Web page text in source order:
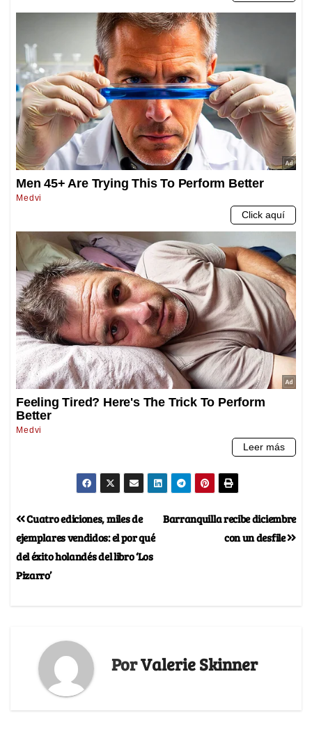
Barranquilla recibe diciembre
con un desfile
Cuatro ediciones, miles de
ejemplares vendidos: el por qué
del éxito holandés del libro ‘Los
Pizarro’
PorValerie Skinner